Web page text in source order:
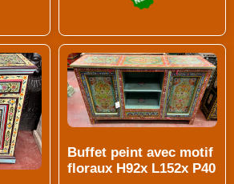
Buffet peint avec motif
floraux H92x L152x P40